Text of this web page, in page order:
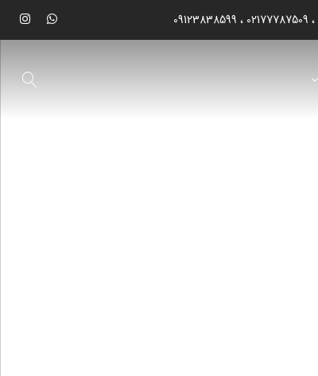
02177787509
09123838599